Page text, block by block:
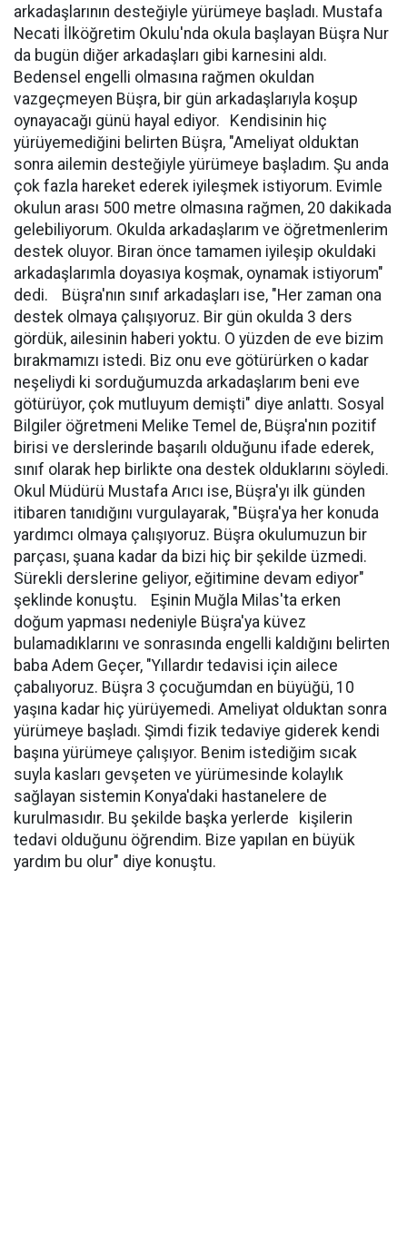
arkadaşlarının desteğiyle yürümeye başladı. Mustafa
Necati İlköğretim Okulu'nda okula başlayan Büşra Nur
da bugün diğer arkadaşları gibi karnesini aldı.
Bedensel engelli olmasına rağmen okuldan
vazgeçmeyen Büşra, bir gün arkadaşlarıyla koşup
oynayacağı günü hayal ediyor. Kendisinin hiç
yürüyemediğini belirten Büşra, "Ameliyat olduktan
sonra ailemin desteğiyle yürümeye başladım. Şu anda
çok fazla hareket ederek iyileşmek istiyorum. Evimle
okulun arası 500 metre olmasına rağmen, 20 dakikada
gelebiliyorum. Okulda arkadaşlarım ve öğretmenlerim
destek oluyor. Biran önce tamamen iyileşip okuldaki
arkadaşlarımla doyasıya koşmak, oynamak istiyorum"
dedi. Büşra'nın sınıf arkadaşları ise, "Her zaman ona
destek olmaya çalışıyoruz. Bir gün okulda 3 ders
gördük, ailesinin haberi yoktu. O yüzden de eve bizim
bırakmamızı istedi. Biz onu eve götürürken o kadar
neşeliydi ki sorduğumuzda arkadaşlarım beni eve
götürüyor, çok mutluyum demişti" diye anlattı. Sosyal
Bilgiler öğretmeni Melike Temel de, Büşra'nın pozitif
birisi ve derslerinde başarılı olduğunu ifade ederek,
sınıf olarak hep birlikte ona destek olduklarını söyledi.
Okul Müdürü Mustafa Arıcı ise, Büşra'yı ilk günden
itibaren tanıdığını vurgulayarak, "Büşra'ya her konuda
yardımcı olmaya çalışıyoruz. Büşra okulumuzun bir
parçası, şuana kadar da bizi hiç bir şekilde üzmedi.
Sürekli derslerine geliyor, eğitimine devam ediyor"
şeklinde konuştu. Eşinin Muğla Milas'ta erken
doğum yapması nedeniyle Büşra'ya küvez
bulamadıklarını ve sonrasında engelli kaldığını belirten
baba Adem Geçer, "Yıllardır tedavisi için ailece
çabalıyoruz. Büşra 3 çocuğumdan en büyüğü, 10
yaşına kadar hiç yürüyemedi. Ameliyat olduktan sonra
yürümeye başladı. Şimdi fizik tedaviye giderek kendi
başına yürümeye çalışıyor. Benim istediğim sıcak
suyla kasları gevşeten ve yürümesinde kolaylık
sağlayan sistemin Konya'daki hastanelere de
kurulmasıdır. Bu şekilde başka yerlerde kişilerin
tedavi olduğunu öğrendim. Bize yapılan en büyük
yardım bu olur" diye konuştu.